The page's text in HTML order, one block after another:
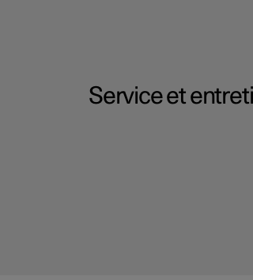
Service et